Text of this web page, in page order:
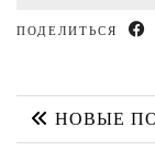
ПОДЕЛИТЬСЯ
НОВЫЕ